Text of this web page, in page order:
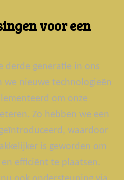
voor een
derde generatie in ons
nieuwe technologieën
om onze
Zo hebben we een
waardoor
is geworden om
efficiënt te plaatsen.